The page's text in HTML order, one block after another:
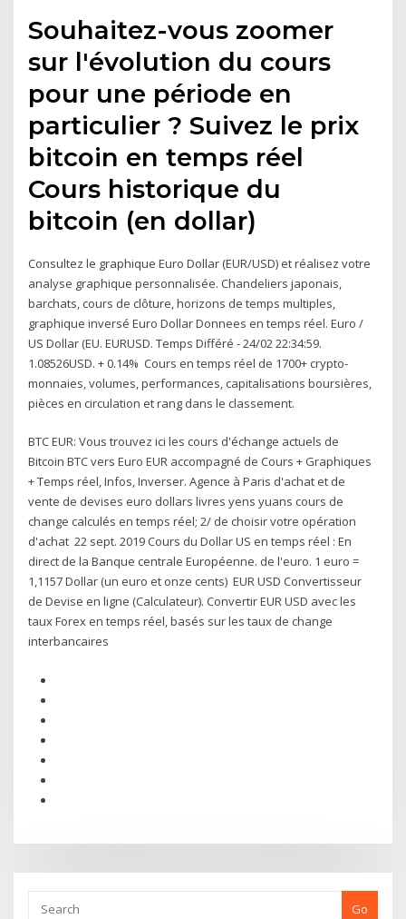
Souhaitez-vous zoomer
sur l'évolution du cours
pour une période en
particulier ? Suivez le prix
bitcoin en temps réel
Cours historique du
bitcoin (en dollar)
Consultez le graphique Euro Dollar (EUR/USD) et réalisez votre
analyse graphique personnalisée. Chandeliers japonais,
barchats, cours de clôture, horizons de temps multiples,
graphique inversé Euro Dollar Donnees en temps réel. Euro /
US Dollar (EU. EURUSD. Temps Différé - 24/02 22:34:59.
1.08526USD. + 0.14% Cours en temps réel de 1700+ crypto-
monnaies, volumes, performances, capitalisations boursières,
pièces en circulation et rang dans le classement.
BTC EUR: Vous trouvez ici les cours d'échange actuels de
Bitcoin BTC vers Euro EUR accompagné de Cours + Graphiques
+ Temps réel, Infos, Inverser. Agence à Paris d'achat et de
vente de devises euro dollars livres yens yuans cours de
change calculés en temps réel; 2/ de choisir votre opération
d'achat 22 sept. 2019 Cours du Dollar US en temps réel : En
direct de la Banque centrale Européenne. de l'euro. 1 euro =
1,1157 Dollar (un euro et onze cents) EUR USD Convertisseur
de Devise en ligne (Calculateur). Convertir EUR USD avec les
taux Forex en temps réel, basés sur les taux de change
interbancaires
Go